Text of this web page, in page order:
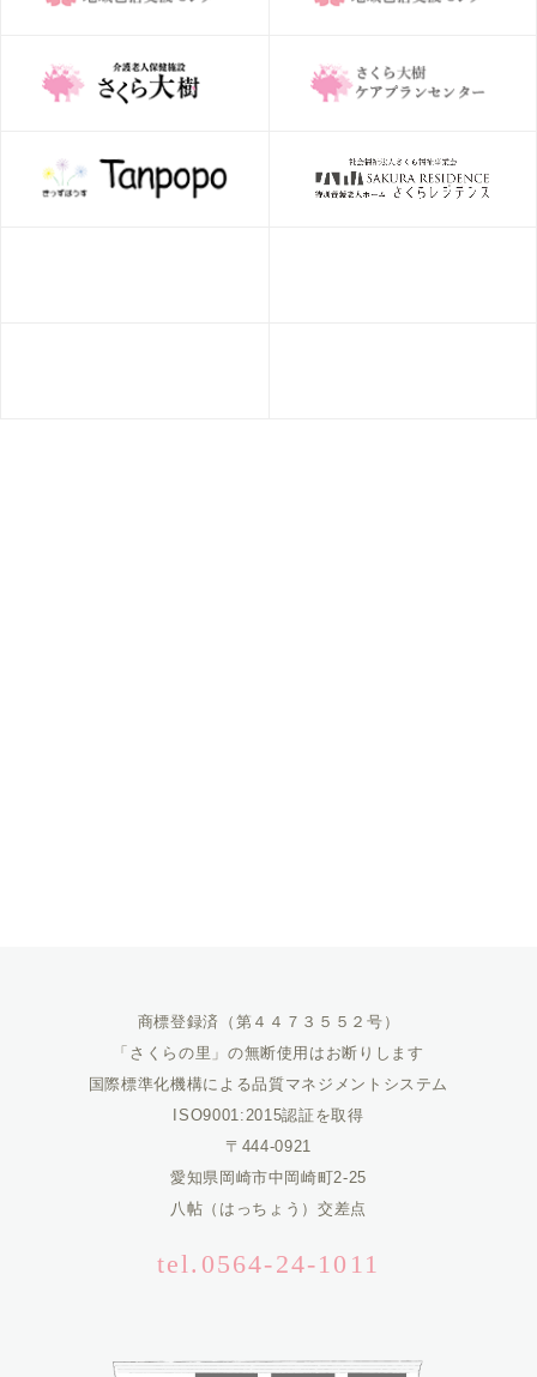
商標登録済（第４４７３５５２号）
「さくらの里」の無断使用はお断りします
国際標準化機構による品質マネジメントシステム
ISO9001:2015認証を取得
〒444-0921
愛知県岡崎市中岡崎町2-25
八帖（はっちょう）交差点
tel.0564-24-1011